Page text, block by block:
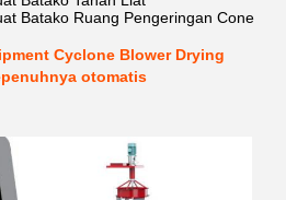
Batako Ruang Pengeringan Cone
Cyclone Blower Drying
otomatis